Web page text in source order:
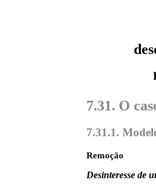
7.31. O
7.31.1.
Remoção
Desinteresse de